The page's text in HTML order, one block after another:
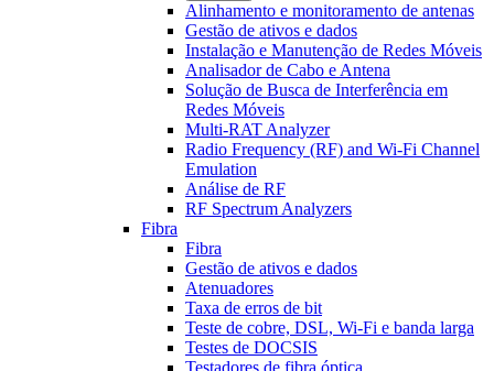
Alinhamento e monitoramento de antenas
Gestão de ativos e dados
Instalação e Manutenção de Redes Móveis
Analisador de Cabo e Antena
Solução de Busca de Interferência em
Redes Móveis
Multi-RAT Analyzer
Radio Frequency (RF) and Wi-Fi Channel
Emulation
Análise de RF
RF Spectrum Analyzers
Fibra
Fibra
Gestão de ativos e dados
Atenuadores
Taxa de erros de bit
Teste de cobre, DSL, Wi-Fi e banda larga
Testes de DOCSIS